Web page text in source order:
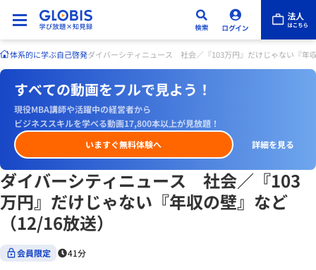
体系的に学ぶ自己啓発ダイバーシティニュース 社会／『103万円』だけじゃない『年
すべての動画をフルで見よう！
現役MBA講師や活躍中の経営者から
ビジネススキルを学べる動画17,800本以上が見放題！
いますぐ無料体験へ
詳細を見る
ダイバーシティニュース 社会／『103
万円』だけじゃない『年収の壁』など
（12/16放送）
会員限定 41分